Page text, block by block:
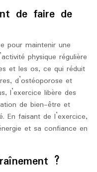
de faire de
pour maintenir une
physique régulière
et les os, ce qui réduit
d’ostéoporose et
l’exercice libère des
de bien-être et
En faisant de l’exercice,
et sa confiance en
?